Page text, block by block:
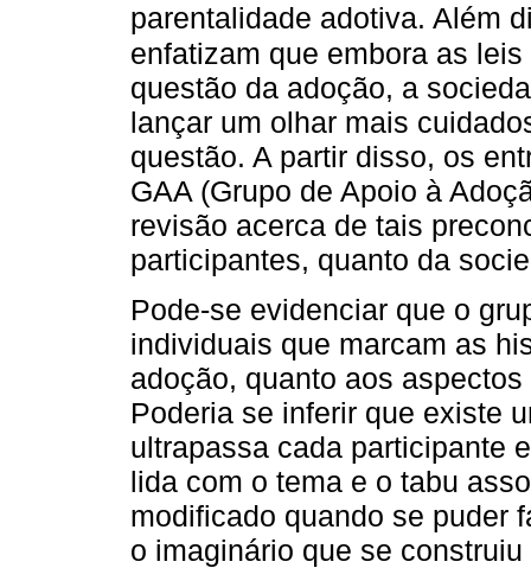
parentalidade adotiva. Além
enfatizam que embora as
questão da adoção, a
lançar um olhar mais
questão. A partir disso, os
GAA (Grupo de Apoio à
revisão acerca de tais
participantes, quanto da
Pode-se evidenciar que o
individuais que marcam as
adoção, quanto aos
Poderia se inferir que existe
ultrapassa cada participante
lida com o tema e o tabu
modificado quando se puder
o imaginário que se